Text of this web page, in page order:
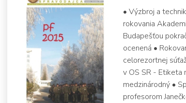
• Výzbroj a
rokovania
Budapešťou
ocenená •
celorezortnej
v OS SR - Etiketa
medzinárodný •
profesorom